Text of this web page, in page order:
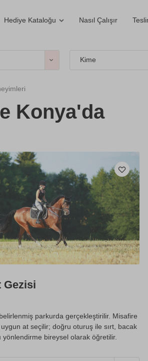
Hediye Kataloğu Nasıl Çalışır
Kime
Konya'da
Gezisi
parkurda gerçekleştirilir. Misafire
at seçilir; doğru oturuş ile sırt, bacak
yönlendirme bireysel olarak öğretilir.